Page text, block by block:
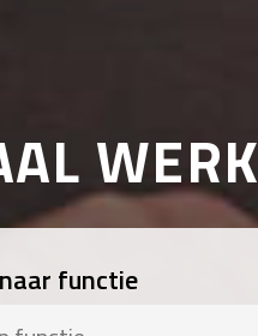
WERK
functie